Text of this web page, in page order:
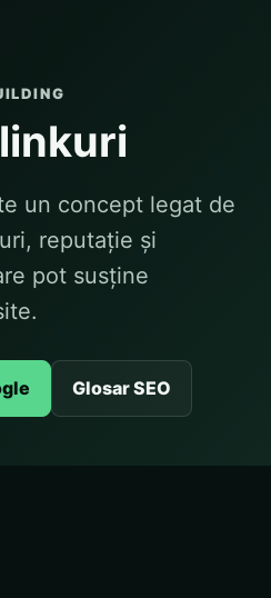
un concept legat de
reputație și
pot susține
Glosar SEO